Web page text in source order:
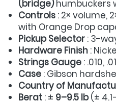
(bridge) humbuckers
Controls : 2× volume,
with Orange Drop
Pickup Selector : 3-
Hardware Finish :
Strings Gauge : .010,
Case : Gibson
Country of
Berat : ± 9–9.5 lb (±